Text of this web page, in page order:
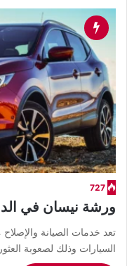
727
ورشة نيسان في
تعد خدمات الصيانة
السيارات وذلك لصعوبة